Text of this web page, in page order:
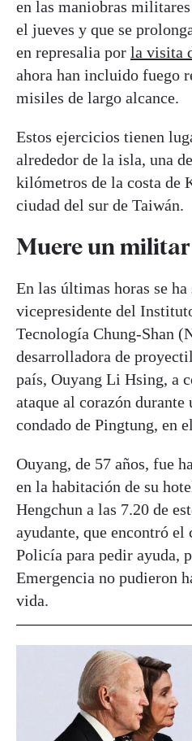
en las maniobras
el jueves y que se
en represalia por la visita
ahora han incluido fuego
misiles de largo alcance.
Estos ejercicios tienen
alrededor de la isla, una
kilómetros de la costa de
ciudad del sur de Taiwán.
Muere un
En las últimas horas se
vicepresidente del
Tecnología Chung-Shan
desarrolladora de
país, Ouyang Li Hsing, a
ataque al corazón durante
condado de Pingtung, en
Ouyang, de 57 años, fue
en la habitación de su
Hengchun a las 7.20 de
ayudante, que encontró el
Policía para pedir ayuda,
Emergencia no pudieron
vida.